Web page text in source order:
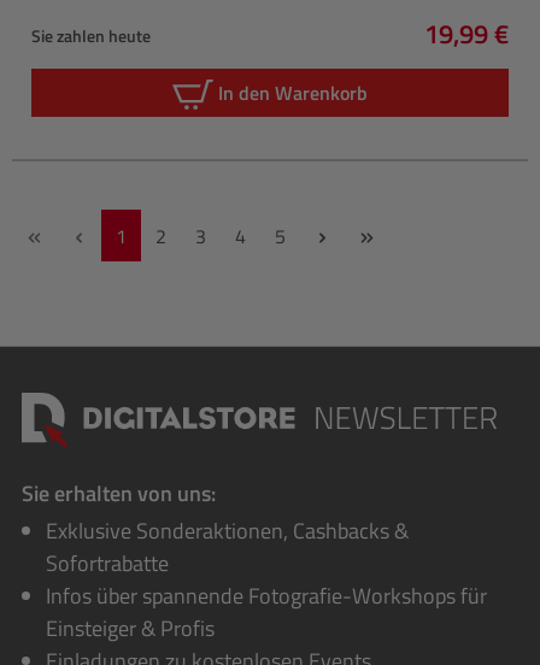
Sie zahlen heute 19,99 €
In den Warenkorb
Seite
1 Seite
2 Seite
3 Seite
4 Seite
5
Sie erhalten von uns:
Exklusive Sonderaktionen, Cashbacks &
Sofortrabatte
Infos über spannende Fotografie-Workshops für
Einsteiger & Profis